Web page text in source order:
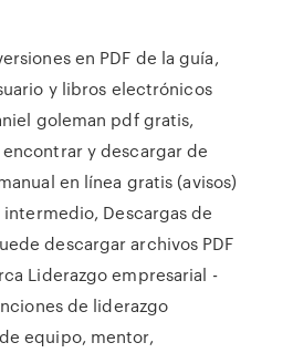
en PDF de la guía,
y libros electrónicos
goleman pdf gratis,
y descargar de
en línea gratis (avisos)
Descargas de
descargar archivos PDF
Liderazgo empresarial -
de liderazgo
equipo, mentor,